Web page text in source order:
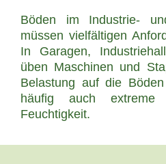
WIDERSTANDSFÄHIGE
FÜR JEDE
Böden im Industrie-
müssen vielfältigen
In Garagen,
üben Maschinen und
Belastung auf die
häufig auch extreme
Feuchtigkeit.